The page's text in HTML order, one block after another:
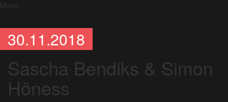
Menü
30.11.2018
Sascha Bendiks & Simon
Höness